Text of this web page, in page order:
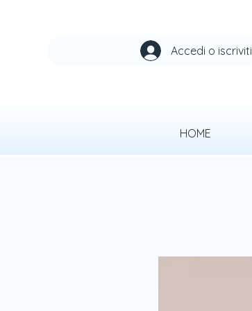
Accedi o iscriviti
HOME